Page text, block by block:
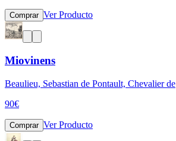
Comprar Ver Producto
Miovinens
Beaulieu, Sebastian de Pontault, Chevalier de
90€
Comprar Ver Producto